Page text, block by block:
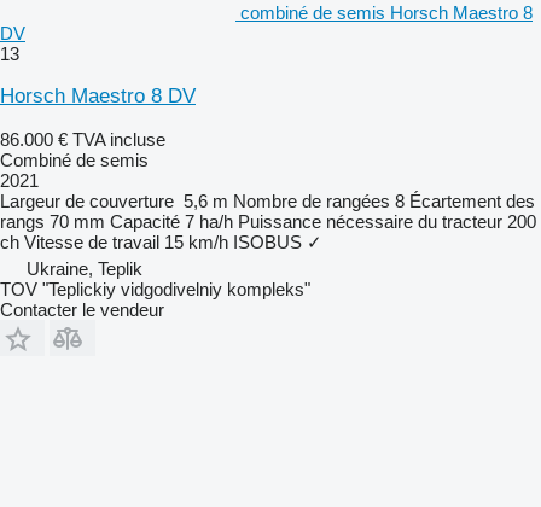
combiné de semis Horsch Maestro 8
DV
13
Horsch Maestro 8 DV
86.000 € TVA incluse
Combiné de semis
2021
Largeur de couverture 5,6 m Nombre de rangées 8 Écartement des
rangs 70 mm Capacité 7 ha/h Puissance nécessaire du tracteur 200
ch Vitesse de travail 15 km/h ISOBUS ✓
Ukraine, Teplik
TOV "Teplickiy vidgodivelniy kompleks"
Contacter le vendeur